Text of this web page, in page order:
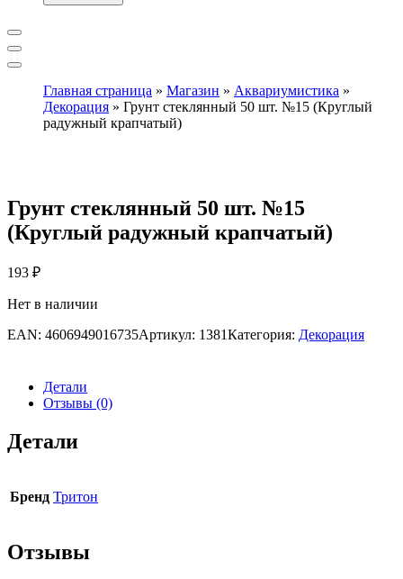
Главная страница » Магазин » Аквариумистика »
Декорация » Грунт стеклянный 50 шт. №15 (Круглый
радужный крапчатый)
Грунт стеклянный 50 шт. №15
(Круглый радужный крапчатый)
193 ₽
Нет в наличии
EAN: 4606949016735Артикул: 1381Категория: Декорация
Детали
Отзывы (0)
Детали
Бренд Тритон
Отзывы